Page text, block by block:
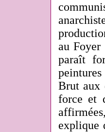
au
paraît
Brut aux
force et
explique